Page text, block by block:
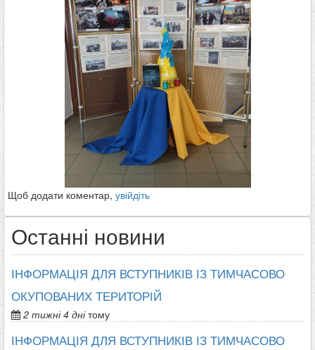
Щоб додати коментар, увійдіть
Останні новини
ІНФОРМАЦІЯ ДЛЯ ВСТУПНИКІВ ІЗ ТИМЧАСОВО
ОКУПОВАНИХ ТЕРИТОРІЙ
2 тижні 4 днітому
ІНФОРМАЦІЯ ДЛЯ ВСТУПНИКІВ ІЗ ТИМЧАСОВО